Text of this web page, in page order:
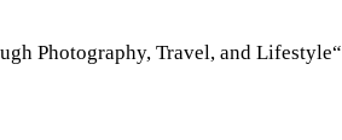
Photography, Travel, and Lifestyle“